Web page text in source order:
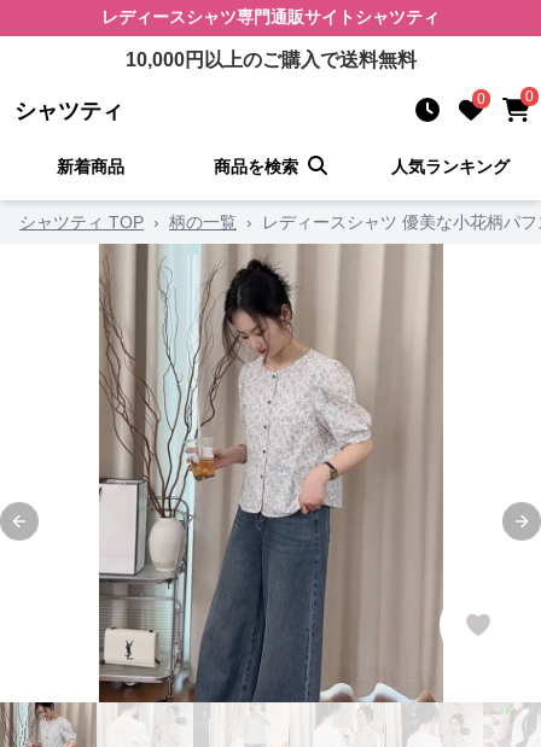
レディースシャツ専門通販サイト シャツティ
10,000円以上のご購入で送料無料
シャツティ 0 0
新着商品 商品を検索 人気ランキング
シャツティ TOP › 柄の一覧 › レディースシャツ 優美な小花柄パ
Previous slide